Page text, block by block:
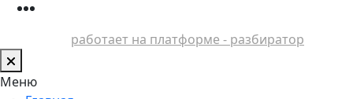
работает на платформе - разбиратор
Меню